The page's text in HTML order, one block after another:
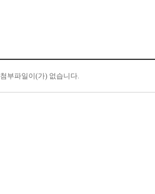
첨부파일이(가) 없습니다.